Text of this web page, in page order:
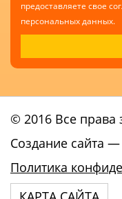
предоставляете свое
персональных данных.
© 2016 Все
Создание сайта —
Политика